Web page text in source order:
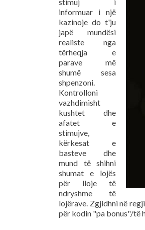
informuar i një
kazinoje do t'ju
japë mundësi
realiste nga
tërheqja e
parave më
shumë sesa
shpenzoni.
Kontrolloni
vazhdimisht
kushtet dhe
afatet e
stimujve,
kërkesat e
basteve dhe
mund të shihni
shumat e lojës
për lloje të
ndryshme të
lojërave. Zgjidhni në
për kodin "pa bonus"/të